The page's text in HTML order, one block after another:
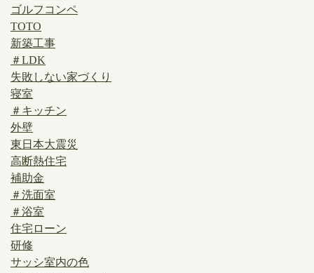
ゴルフコンペ
TOTO
新築工事
＃LDK
失敗しない家づくり
寝室
＃キッチン
外壁
東日本大震災
高断熱住宅
補助金
＃洗面室
＃浴室
住宅ローン
研修
サッシ室内の色